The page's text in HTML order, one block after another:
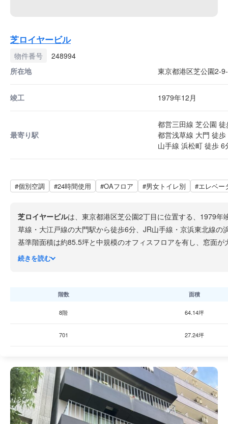
芝ロイヤービル
物件番号
248994
所在地
東京都港区芝公園2-
竣工 1979年12月
最寄り駅
都営三田線 芝公園
都営浅草線 大門 徒歩
山手線 浜松町 徒歩 6
#個別空調 #24時間使用 #OAフロア #男女トイレ別 #エレベー
芝ロイヤービルは、東京都港区芝公園2丁目に位置する、1979
草線・大江戸線の大門駅から徒歩6分、JR山手線・京浜東北線
基準階面積は約85.5坪と中規模のオフィスフロアを有し、窓面
タイルカーペットの床仕様、機械警備システムが導入されてい
続きを読む
階数 面積
8階 64.14坪
701 27.24坪